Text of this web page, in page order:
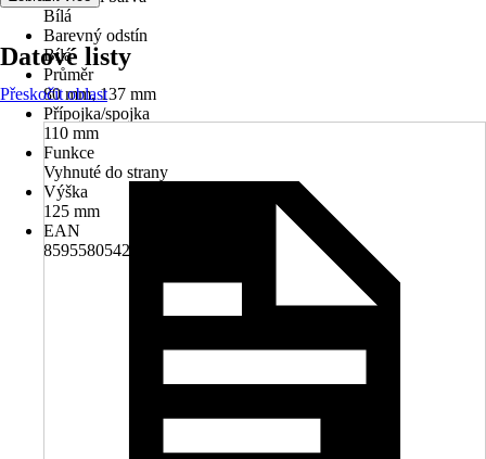
Bílá
Barevný odstín
Bílá
Průměr
80 mm, 137 mm
Přípojka/spojka
110 mm
Funkce
Vyhnuté do strany
Výška
125 mm
EAN
8595580542085
Datové listy
Přeskočit oblast